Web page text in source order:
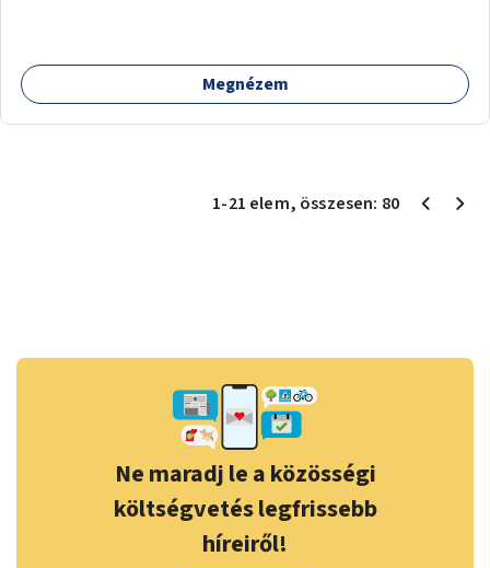
Megnézem
1-21 elem, összesen: 80
Ne maradj le a közösségi
költségvetés legfrissebb
híreiről!